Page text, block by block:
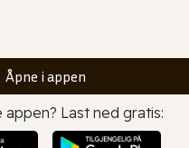
Åpne i appen
appen? Last ned gratis: